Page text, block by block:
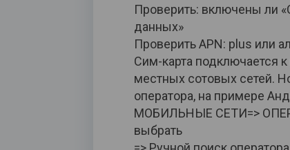
Проверить: включены ли
данных»
Проверить APN: plus или
Сим-карта подключается
местных сотовых сетей.
оператора, на примере
МОБИЛЬНЫЕ СЕТИ=>
выбрать